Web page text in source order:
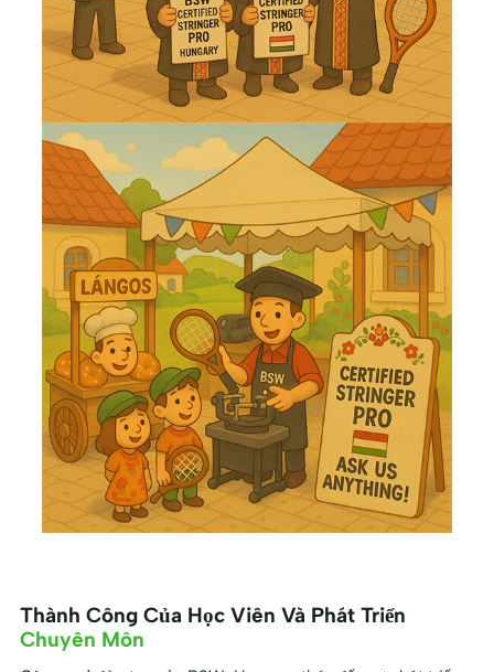
Thành Công Của Học Viên Và Phát Triển
Chuyên Môn